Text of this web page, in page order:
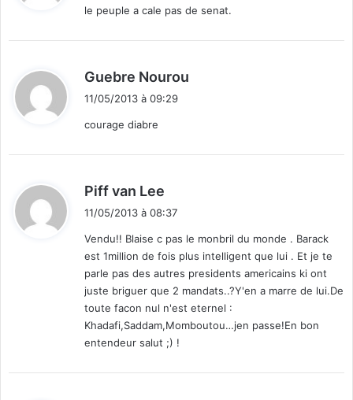
le peuple a cale pas de senat.
Guebre Nourou
11/05/2013 à 09:29
courage diabre
Piff van Lee
:
11/05/2013 à 08:37
Vendu!! Blaise c pas le monbril du monde . Barack
est 1million de fois plus intelligent que lui . Et je te
parle pas des autres presidents americains ki ont
juste briguer que 2 mandats..?Y'en a marre de lui.De
toute facon nul n'est eternel :
Khadafi,Saddam,Momboutou…jen passe!En bon
entendeur salut ;) !